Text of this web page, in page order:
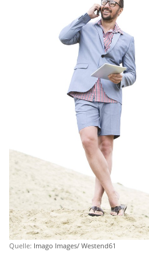
Quelle: Imago Images/ Westend61